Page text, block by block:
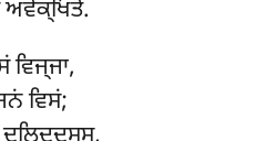
ਅਵੇਕ੍ਖਿਤੋ.
ਵਿਜ੍ਜਾ,
ਵਿਸਂ;